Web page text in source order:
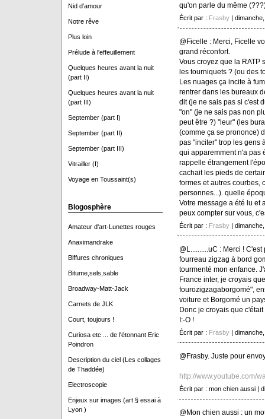
Nid d’amour
Notre rêve
Plus loin
Prélude à l'effeuillement
Quelques heures avant la nuit
(part II)
Quelques heures avant la nuit
(part III)
September (part I)
September (part II)
September (part III)
Vitrailler (I)
Voyage en Toussaint(s)
Blogosphère
Amateur d'art-Lunettes rouges
Anaximandrake
Biffures chroniques
Bitume,sels,sable
Broadway-Matt-Jack
Carnets de JLK
Court, toujours !
Curiosa etc ... de l'étonnant Eric
Poindron
Description du ciel (Les collages
de Thaddée)
Electroscopie
Enjeux sur images (art § essai à
Lyon )
qu'on parle du même
Écrit par : Frasby| dimanche,
@Ficelle : Merci, Ficelle
grand réconfort.
Vous croyez que la RATP
les tourniquets ? (ou des
Les nuages ça incite à
rentrer dans les bureaux
dit (je ne sais pas si c'est
"on" (je ne sais pas non
peut être ?) "leur" (les
(comme ça se prononce)
pas "inciter" trop les gens
qui apparemment n'a pas
rappelle étrangement
cachait les pieds de
formes et autres courbes,
personnes...). quelle
Votre message a été lu et
peux compter sur vous,
Écrit par : Frasby| dimanche,
@L..........uC : Merci !
fourreau zigzag à bord
tourmenté mon enfance.
France inter, je croyais
fourozigzagaborgomé",
voiture et Borgomé un
Donc je croyais que
I:-O !
Écrit par : Frasby| dimanche,
@Frasby. Juste pour
http://www.youtube.com/
Écrit par : mon chien aussi |
@Mon chien aussi : un